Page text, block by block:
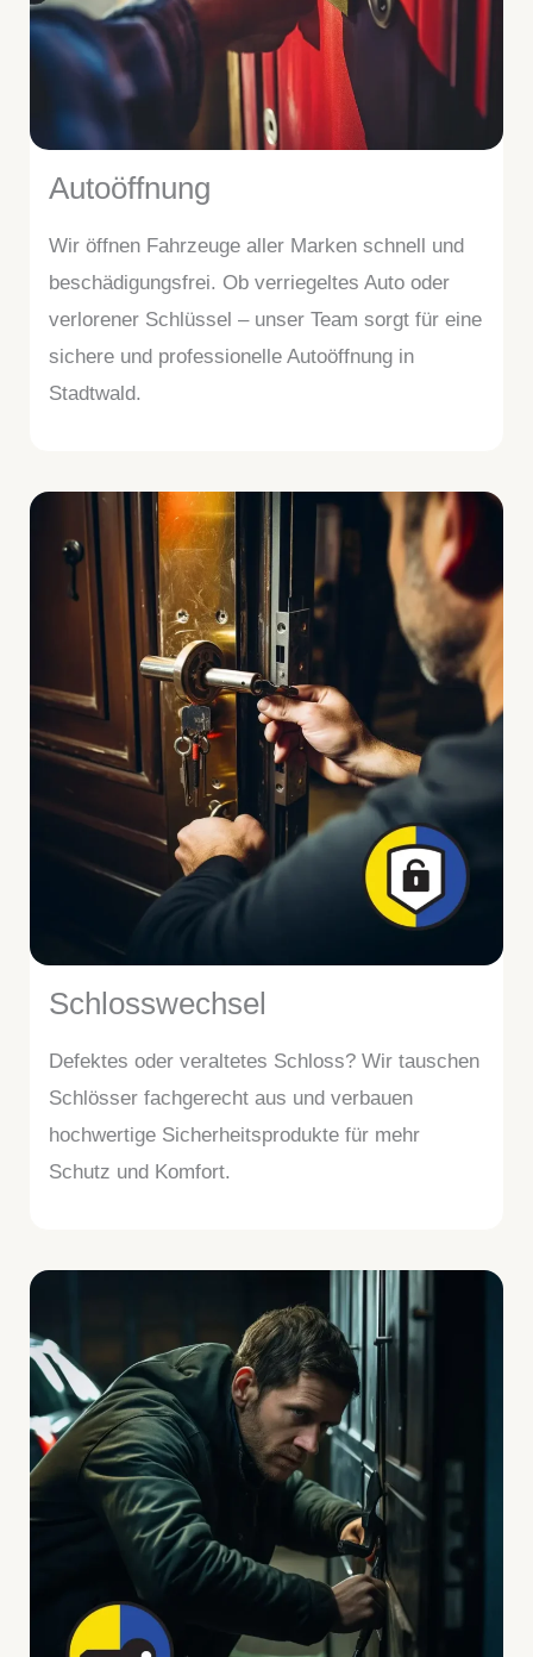
Autoöffnung
Wir öffnen Fahrzeuge aller Marken schnell und
beschädigungsfrei. Ob verriegeltes Auto oder
verlorener Schlüssel – unser Team sorgt für eine
sichere und professionelle Autoöffnung in
Stadtwald.
Schlosswechsel
Defektes oder veraltetes Schloss? Wir tauschen
Schlösser fachgerecht aus und verbauen
hochwertige Sicherheitsprodukte für mehr
Schutz und Komfort.